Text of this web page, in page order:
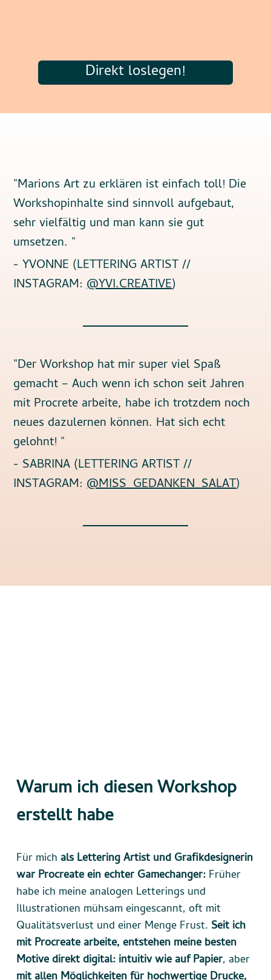
Direkt loslegen!
"Marions Art zu erklären ist einfach toll! Die
Workshopinhalte sind sinnvoll aufgebaut,
sehr vielfältig und man kann sie gut
umsetzen. "
- YVONNE (LETTERING ARTIST //
INSTAGRAM:@YVI.CREATIVE)
"Der Workshop hat mir super viel Spaß
gemacht – Auch wenn ich schon seit Jahren
mit Procrete arbeite, habe ich trotzdem noch
neues dazulernen können. Hat sich echt
gelohnt! "
- SABRINA (LETTERING ARTIST //
INSTAGRAM:@MISS_GEDANKEN_SALAT)
Warum ich diesen Workshop
erstellt habe
Für mich als Lettering Artist und Grafikdesignerin
war Procreate ein echter Gamechanger: Früher
habe ich meine analogen Letterings und
Illustrationen mühsam eingescannt, oft mit
Qualitätsverlust und einer Menge Frust. Seit ich
mit Procreate arbeite, entstehen meine besten
Motive direkt digital: intuitiv wie auf Papier, aber